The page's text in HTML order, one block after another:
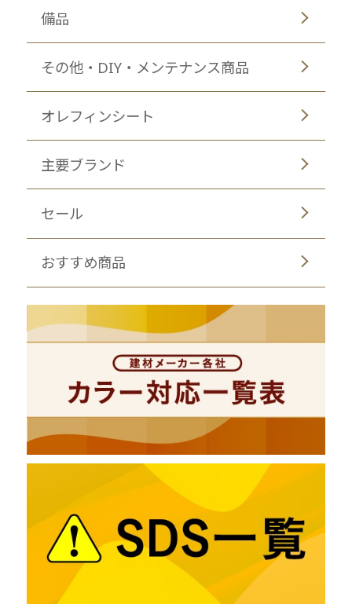
備品
その他・DIY・メンテナンス商品
オレフィンシート
主要ブランド
セール
おすすめ商品